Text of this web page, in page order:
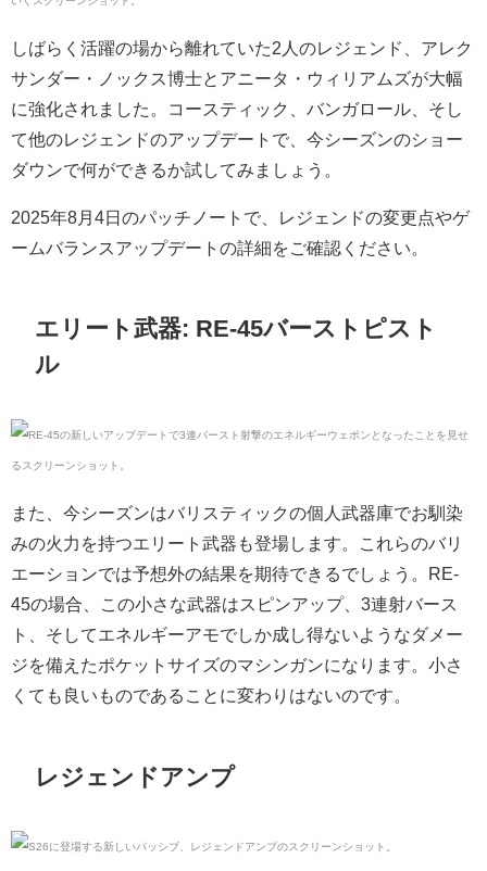
しばらく活躍の場から離れていた2人のレジェンド、アレク
サンダー・ノックス博士とアニータ・ウィリアムズが大幅
に強化されました。コースティック、バンガロール、そし
て他のレジェンドのアップデートで、今シーズンのショー
ダウンで何ができるか試してみましょう。
2025年8月4日のパッチノートで、レジェンドの変更点やゲ
ームバランスアップデートの詳細をご確認ください。
エリート武器: RE-45バーストピスト
ル
また、今シーズンはバリスティックの個人武器庫でお馴染
みの火力を持つエリート武器も登場します。これらのバリ
エーションでは予想外の結果を期待できるでしょう。RE-
45の場合、この小さな武器はスピンアップ、3連射バース
ト、そしてエネルギーアモでしか成し得ないようなダメー
ジを備えたポケットサイズのマシンガンになります。小さ
くても良いものであることに変わりはないのです。
レジェンドアンプ